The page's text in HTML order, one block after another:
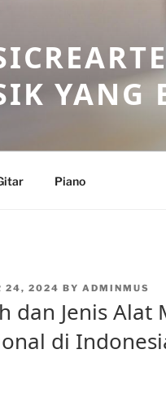
YANG
Piano
24, 2024 BY ADMINMUS
dan Jenis Alat
di